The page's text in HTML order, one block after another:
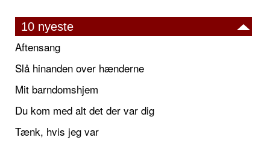
10 nyeste
Aftensang
Slå hinanden over hænderne
Mit barndomshjem
Du kom med alt det der var dig
Tænk, hvis jeg var